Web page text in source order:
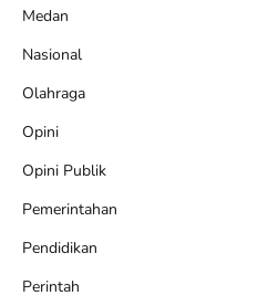
Medan
Nasional
Olahraga
Opini
Opini Publik
Pemerintahan
Pendidikan
Perintah